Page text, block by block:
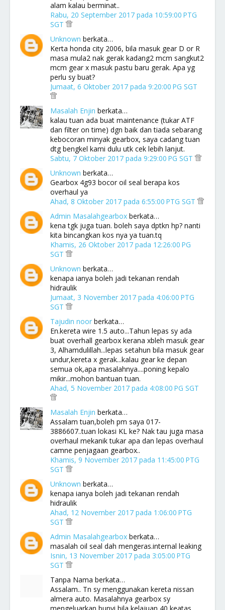
alam kalau berminat..
Rabu, 20 September 2017 pada 10:59:00 PTG
SGT
Unknown berkata…
Kerta honda city 2006, bila masuk gear D or R
masa mula2 nak gerak kadang2 mcm sangkut2
mcm gear x masuk pastu baru gerak. Apa yg
perlu sy buat?
Jumaat, 6 Oktober 2017 pada 9:20:00 PG SGT
Masalah Enjin berkata…
kalau tuan ada buat maintenance (tukar ATF
dan filter on time) dgn baik dan tiada sebarang
kebocoran minyak gearbox, saya cadang tuan
dtg bengkel kami dulu utk cek lebih lanjut.
Sabtu, 7 Oktober 2017 pada 9:29:00 PG SGT
Unknown berkata…
Gearbox 4g93 bocor oil seal berapa kos
overhaul ya
Ahad, 8 Oktober 2017 pada 6:55:00 PTG SGT
Admin Masalahgearbox berkata…
kena tgk juga tuan. boleh saya dptkn hp? nanti
kita bincangkan kos nya ya tuan.tq
Khamis, 26 Oktober 2017 pada 12:26:00 PG
SGT
Unknown berkata…
kenapa ianya boleh jadi tekanan rendah
hidraulik
Jumaat, 3 November 2017 pada 4:06:00 PTG
SGT
Tajudin noor berkata…
En.kereta wire 1.5 auto...Tahun lepas sy ada
buat overhall gearbox kerana xbleh masuk gear
3, Alhamdulillah...lepas setahun bila masuk gear
undur,kereta x gerak...kalau gear ke depan
semua ok,apa masalahnya....poning kepalo
mikir...mohon bantuan tuan.
Ahad, 5 November 2017 pada 4:08:00 PG SGT
Masalah Enjin berkata…
Assalam tuan,boleh pm saya 017-
3886607..tuan lokasi KL ke? Nak tau juga masa
overhaul mekanik tukar apa dan lepas overhaul
camne penjagaan gearbox..
Khamis, 9 November 2017 pada 11:45:00 PTG
SGT
Unknown berkata…
kenapa ianya boleh jadi tekanan rendah
hidraulik
Ahad, 12 November 2017 pada 1:06:00 PTG
SGT
Admin Masalahgearbox berkata…
masalah oil seal dah mengeras.internal leaking
Isnin, 13 November 2017 pada 3:05:00 PTG
SGT
Tanpa Nama berkata…
Assalam.. Tn sy menggunakan kereta nissan
almera auto. Masalahnya gearbox sy